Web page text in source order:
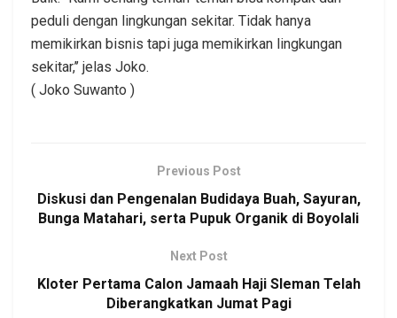
peduli dengan lingkungan sekitar. Tidak hanya
memikirkan bisnis tapi juga memikirkan lingkungan
sekitar,’’ jelas Joko.
( Joko Suwanto )
Previous Post
Diskusi dan Pengenalan Budidaya Buah, Sayuran,
Bunga Matahari, serta Pupuk Organik di Boyolali
Next Post
Kloter Pertama Calon Jamaah Haji Sleman Telah
Diberangkatkan Jumat Pagi